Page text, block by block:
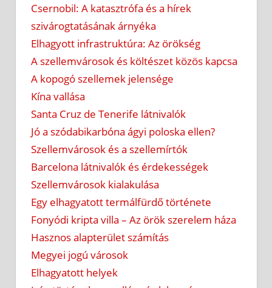
Csernobil: A katasztrófa és a hírek
szivárogtatásának árnyéka
Elhagyott infrastruktúra: Az örökség
A szellemvárosok és költészet közös kapcsa
A kopogó szellemek jelensége
Kína vallása
Santa Cruz de Tenerife látnivalók
Jó a szódabikarbóna ágyi poloska ellen?
Szellemvárosok és a szellemírtók
Barcelona látnivalók és érdekességek
Szellemvárosok kialakulása
Egy elhagyatott termálfürdő története
Fonyódi kripta villa – Az örök szerelem háza
Hasznos alapterület számítás
Megyei jogú városok
Elhagyatott helyek